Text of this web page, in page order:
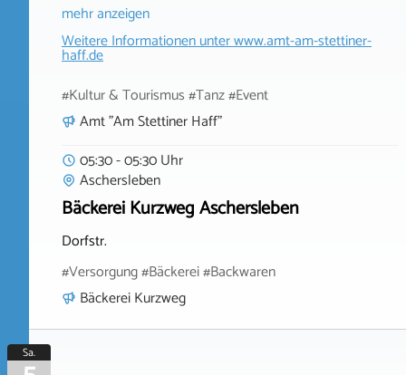
mehr anzeigen
Weitere Informationen unterwww.amt-am-stettiner-
haff.de
#Kultur & Tourismus #Tanz #Event
Amt "Am Stettiner Haff"
05:30 - 05:30 Uhr
Aschersleben
Bäckerei Kurzweg Aschersleben
Dorfstr.
#Versorgung #Bäckerei #Backwaren
Bäckerei Kurzweg
Sa.